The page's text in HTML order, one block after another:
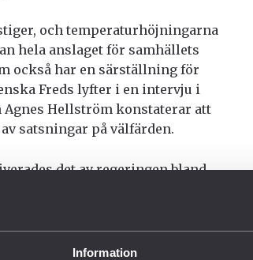
Information
och temperaturhöjningarna
hela anslaget för samhällets
också har en särställning för
Freds lyfter i en intervju i
Hellström konstaterar att
satsningar på välfärden.
det av regeringen bland
tillräckligt många
och ifrågasätter militärens